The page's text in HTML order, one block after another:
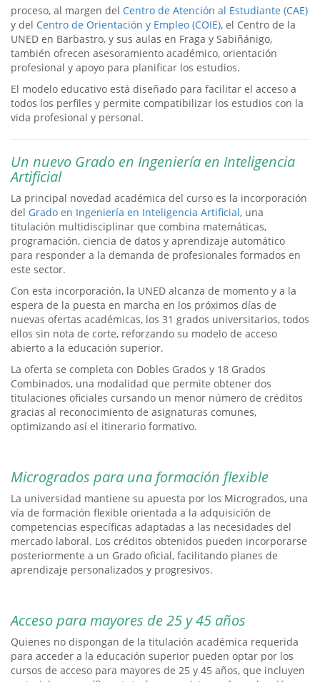
proceso, al margen del Centro de Atención al Estudiante (CAE)
y del Centro de Orientación y Empleo (COIE), el Centro de la
UNED en Barbastro, y sus aulas en Fraga y Sabiñánigo,
también ofrecen asesoramiento académico, orientación
profesional y apoyo para planificar los estudios.
El modelo educativo está diseñado para facilitar el acceso a
todos los perfiles y permite compatibilizar los estudios con la
vida profesional y personal.
Un nuevo Grado en Ingeniería en Inteligencia
Artificial
La principal novedad académica del curso es la incorporación
del Grado en Ingeniería en Inteligencia Artificial, una
titulación multidisciplinar que combina matemáticas,
programación, ciencia de datos y aprendizaje automático
para responder a la demanda de profesionales formados en
este sector.
Con esta incorporación, la UNED alcanza de momento y a la
espera de la puesta en marcha en los próximos días de
nuevas ofertas académicas, los 31 grados universitarios, todos
ellos sin nota de corte, reforzando su modelo de acceso
abierto a la educación superior.
La oferta se completa con Dobles Grados y 18 Grados
Combinados, una modalidad que permite obtener dos
titulaciones oficiales cursando un menor número de créditos
gracias al reconocimiento de asignaturas comunes,
optimizando así el itinerario formativo.
Microgrados para una formación flexible
La universidad mantiene su apuesta por los Microgrados, una
vía de formación flexible orientada a la adquisición de
competencias específicas adaptadas a las necesidades del
mercado laboral. Los créditos obtenidos pueden incorporarse
posteriormente a un Grado oficial, facilitando planes de
aprendizaje personalizados y progresivos.
Acceso para mayores de 25 y 45 años
Quienes no dispongan de la titulación académica requerida
para acceder a la educación superior pueden optar por los
cursos de acceso para mayores de 25 y 45 años, que incluyen